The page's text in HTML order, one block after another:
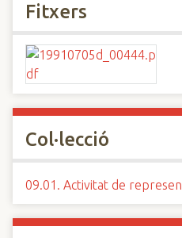
Fitxers
Col·lecció
09.01. Activitat de